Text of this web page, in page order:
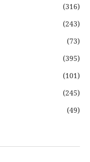
(316)
(243)
(73)
(395)
(101)
(245)
(49)